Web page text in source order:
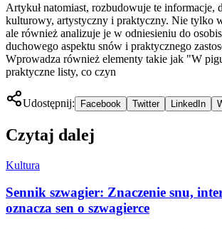
Artykuł natomiast, rozbudowuje te informacje,
kulturowy, artystyczny i praktyczny. Nie tylko
ale również analizuje je w odniesieniu do
duchowego aspektu snów i praktycznego
Wprowadza również elementy takie jak "W
praktyczne listy, co czyn
Udostępnij: Facebook Twitter LinkedIn
Czytaj dalej
Kultura
Sennik szwagier: Znaczenie snu,
oznacza sen o szwagierce